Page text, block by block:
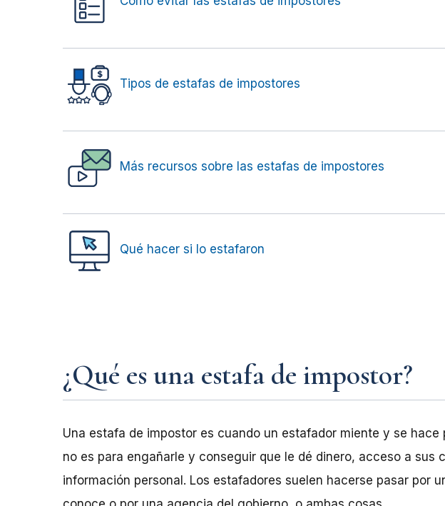
Tipos de estafas de impostores
Más recursos sobre las estafas de impostores
Qué hacer si lo estafaron
¿Qué es una estafa de impostor?
Una estafa de impostor es cuando un estafador miente y se hace
no es para engañarle y conseguir que le dé dinero, acceso a sus
información personal. Los estafadores suelen hacerse pasar por